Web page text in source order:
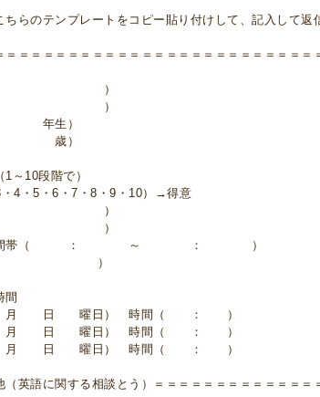
ちらのテンプレートをコピー貼り付けして、記入して返
＝＝＝＝＝＝＝＝＝＝＝＝＝＝＝＝＝＝＝＝＝＝＝＝＝
（ ）
（ ）
（ 年生）
歳）
～10段階で）
4・5・6・7・8・9・10）→得意
（ ）
（ ）
い時間帯（ ： ～ ： ）
（ ）
月 日 曜日） 時間（ ： ）
月 日 曜日） 時間（ ： ）
月 日 曜日） 時間（ ： ）
（英語に関する相談とう）＝＝＝＝＝＝＝＝＝＝＝＝＝